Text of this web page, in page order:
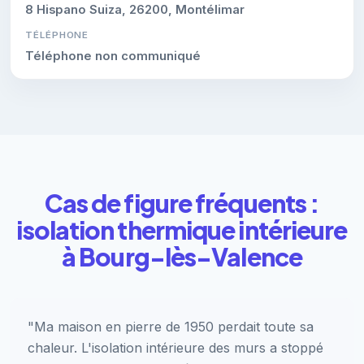
8 Hispano Suiza, 26200, Montélimar
TÉLÉPHONE
Téléphone non communiqué
Cas de figure fréquents :
isolation thermique intérieure
à Bourg-lès-Valence
"Ma maison en pierre de 1950 perdait toute sa
chaleur. L'isolation intérieure des murs a stoppé